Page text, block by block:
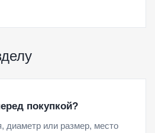
покупкой?
диаметр или размер, место